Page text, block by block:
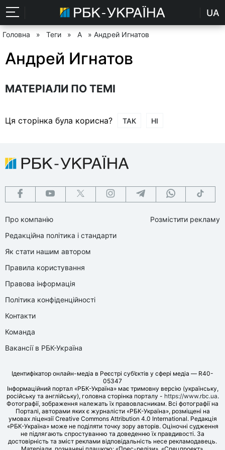
UA
Головна » Теги » А » Андрей Игнатов
Андрей Игнатов
МАТЕРІАЛИ ПО ТЕМІ
Ця сторінка була корисна? ТАК НІ
Про компанію
Редакційна політика і стандарти
Як стати нашим автором
Правила користування
Правова інформація
Політика конфіденційності
Контакти
Команда
Вакансії в РБК-Україна
Розмістити рекламу
Ідентифікатор онлайн-медіа в Реєстрі суб’єктів у сфері медіа — R40-
05347
Інформаційний портал «РБК-Україна» має тримовну версію (українську,
російську та англійську), головна сторінка порталу - https://www.rbc.ua.
Фотографії, зображення належать їх правовласникам. Всі фотографії на
Порталі, авторами яких є журналісти «РБК-Україна», розміщені на
умовах ліцензії Creative Commons Attribution 4.0 International. Редакція
«РБК-Україна» може не поділяти точку зору авторів. Оціночні судження
не підлягають спростуванню та доведенню їх правдивості. За
достовірність та зміст реклами відповідальність несе рекламодавець.